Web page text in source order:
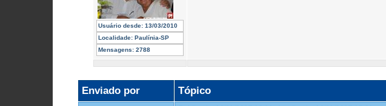
Usuário desde: 13/03/2010
Localidade: Paulínia-SP
Mensagens: 2788
Enviado por Tópico